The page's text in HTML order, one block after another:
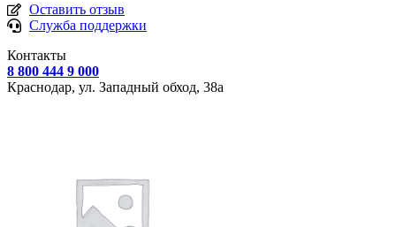
Оставить отзыв
Служба поддержки
Контакты
8 800 444 9 000
Краснодар, ул. Западный обход, 38а